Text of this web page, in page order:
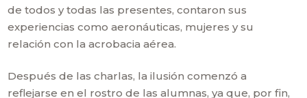
de todos y todas las presentes, contaron sus
experiencias como aeronáuticas, mujeres y su
relación con la acrobacia aérea.
Después de las charlas, la ilusión comenzó a
reflejarse en el rostro de las alumnas, ya que, por fin,